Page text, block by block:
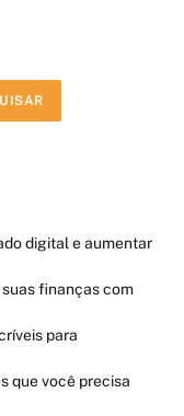
digital e aumentar
finanças com
para
que você precisa